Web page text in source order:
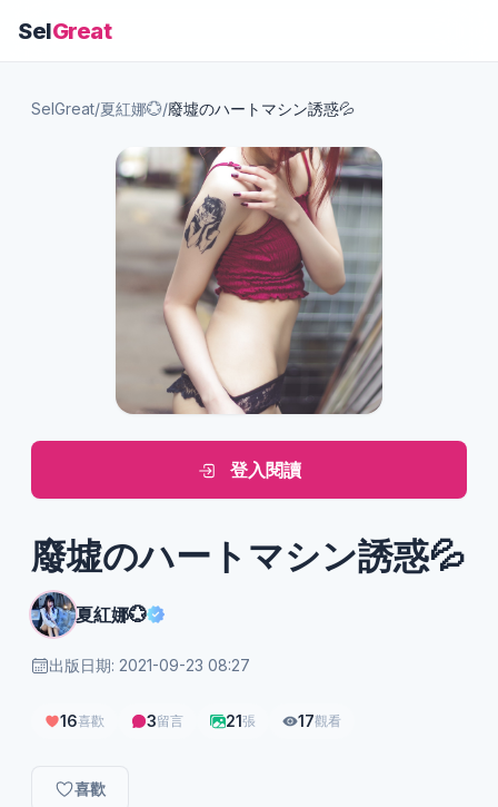
SelGreat
SelGreat/夏紅娜💮/廢墟のハートマシン誘惑💦
登入閱讀
廢墟のハートマシン誘惑💦
夏紅娜💮
出版日期: 2021-09-23 08:27
16喜歡 3留言 21張 17觀看
喜歡